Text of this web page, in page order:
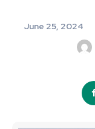
June 25, 2024